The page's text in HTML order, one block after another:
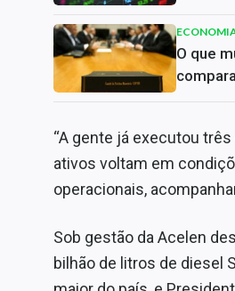
O que
“A gente já executou
ativos voltam em
operacionais,
Sob gestão da Acelen
bilhão de litros de diesel